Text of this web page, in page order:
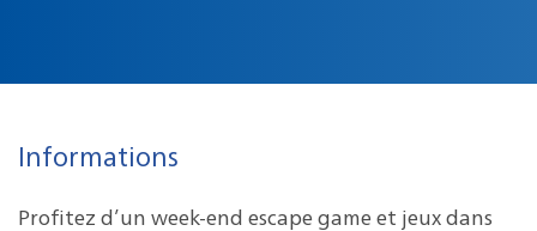
Informations
Profitez d’un week-end escape game et jeux dans